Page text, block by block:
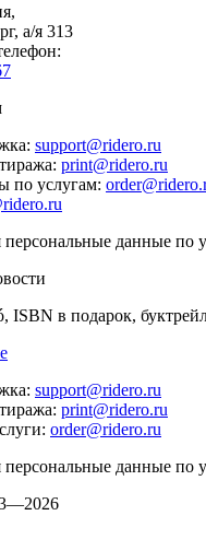
,
а/я 313
:
: support@ridero.ru
: print@ridero.ru
по услугам:
персональные данные по
в подарок,
: support@ridero.ru
: print@ridero.ru
: order@ridero.ru
персональные данные по
2026